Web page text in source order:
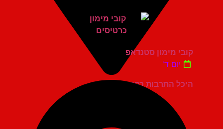
היכל התרבות כפר סבא
קובי מימון סטנדאפ
יום ד'